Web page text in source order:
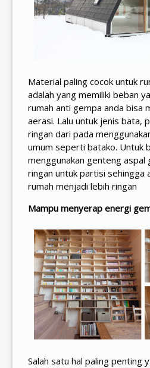
Material paling cocok untuk
adalah yang memiliki beban
rumah anti gempa anda bisa
aerasi. Lalu untuk jenis bata,
ringan dari pada
umum seperti batako. Untuk
menggunakan genteng aspal
ringan untuk partisi sehingga
rumah menjadi lebih ringan
Mampu menyerap energi
Salah satu hal paling penting